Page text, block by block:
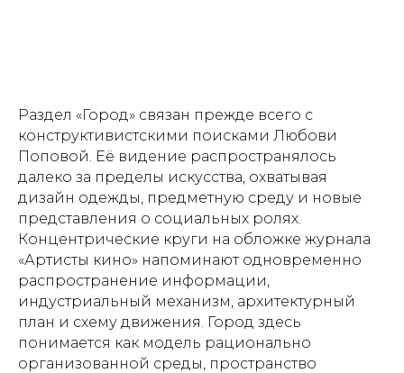
Раздел «Город» связан прежде всего с
конструктивистскими поисками Любови
Поповой. Её видение распространялось
далеко за пределы искусства, охватывая
дизайн одежды, предметную среду и новые
представления о социальных ролях.
Концентрические круги на обложке журнала
«Артисты кино» напоминают одновременно
распространение информации,
индустриальный механизм, архитектурный
план и схему движения. Город здесь
понимается как модель рационально
организованной среды, пространство